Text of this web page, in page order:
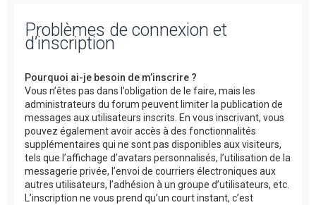
Problèmes de connexion et
d’inscription
Pourquoi ai-je besoin de m’inscrire ?
Vous n’êtes pas dans l’obligation de le faire, mais les
administrateurs du forum peuvent limiter la publication de
messages aux utilisateurs inscrits. En vous inscrivant, vous
pouvez également avoir accès à des fonctionnalités
supplémentaires qui ne sont pas disponibles aux visiteurs,
tels que l’affichage d’avatars personnalisés, l’utilisation de la
messagerie privée, l’envoi de courriers électroniques aux
autres utilisateurs, l’adhésion à un groupe d’utilisateurs, etc.
L’inscription ne vous prend qu’un court instant, c’est